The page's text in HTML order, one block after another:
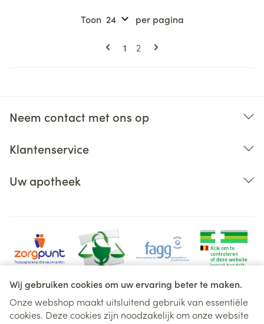
Wij gebruiken cookies om uw ervaring beter te maken.
Onze webshop maakt uitsluitend gebruik van essentiële
cookies. Deze cookies zijn noodzakelijk om onze website
Pagina's
U lees momenteel pagina
1 Pagina
2
Toon per pagina
Neem contact met ons op
Klantenservice
Uw apotheek
Juridische links